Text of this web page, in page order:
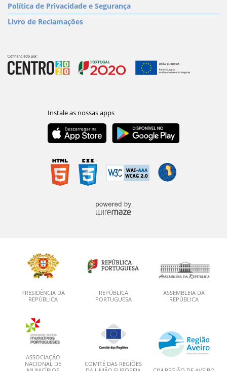
Política de Privacidade e Segurança
Livro de Reclamações
PRESIDÊNCIA DA
REPÚBLICA
REPÚBLICA
PORTUGUESA
ASSEMBLEIA DA
REPÚBLICA
ASSOCIAÇÃO
NACIONAL DE
COMITÉ DAS REGIÕES